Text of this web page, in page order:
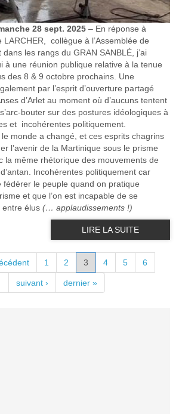
28 sept. 2025 – En réponse à
LARCHER, collègue à l’Assemblée de
les rangs du GRAN SANBLÉ, j’ai
à une réunion publique relative à la tenue
des 8 & 9 octobre prochains. Une
par l’esprit d’ouverture partagé
d’Arlet au moment où d’aucuns tentent
bouter sur des postures idéologiques à
et incohérentes politiquement.
monde a changé, et ces esprits chagrins
l’avenir de la Martinique sous le prisme
la même rhétorique des mouvements de
Incohérentes politiquement car
fédérer le peuple quand on pratique
et que l’on est incapable de se
entre élus (… applaudissements !)
LIRE LA SUITE
1 2 3 4 5 6
suivant › dernier »